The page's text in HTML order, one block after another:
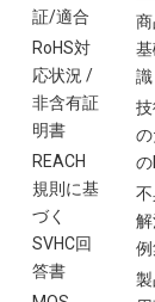
証/適合
RoHS対
応状況 /
非含有証
明書
REACH
規則に基
づく
SVHC回
答書
識
の